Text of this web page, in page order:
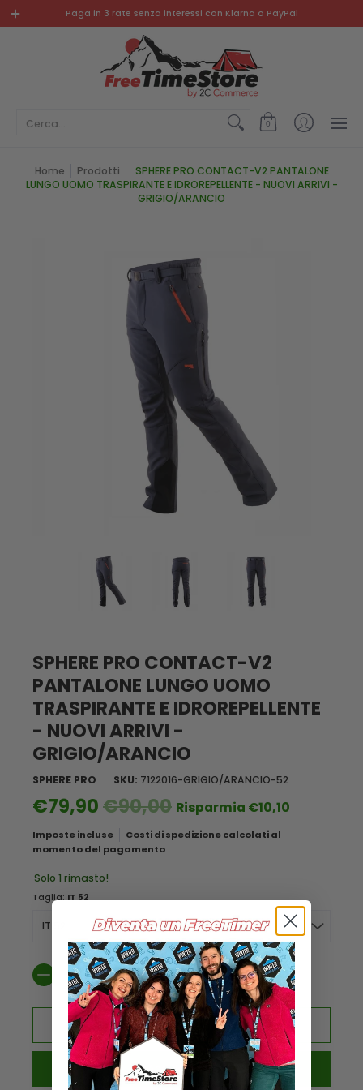
NUOVI ARRIVI ABBIGLIAMENTO E SCARPE
Paga in 3 rate senza interessi con Klarna o PayPal
Cerca...
0
Home Prodotti
SPHERE PRO CONTACT-V2 PANTALONE
LUNGO UOMO TRASPIRANTE E IDROREPELLENTE - NUOVI ARRIVI -
GRIGIO/ARANCIO
SPHERE PRO CONTACT-V2
PANTALONE LUNGO UOMO
TRASPIRANTE E IDROREPELLENTE
- NUOVI ARRIVI -
GRIGIO/ARANCIO
SPHERE PRO SKU: 7122016-GRIGIO/ARANCIO-52
€79,90€90,00 Risparmia €10,10
Imposte incluse
Costi di spedizione calcolati al
momento del pagamento
Solo 1 rimasto!
Taglia: IT 52
Quantità
Aggiungi
Acquista ora